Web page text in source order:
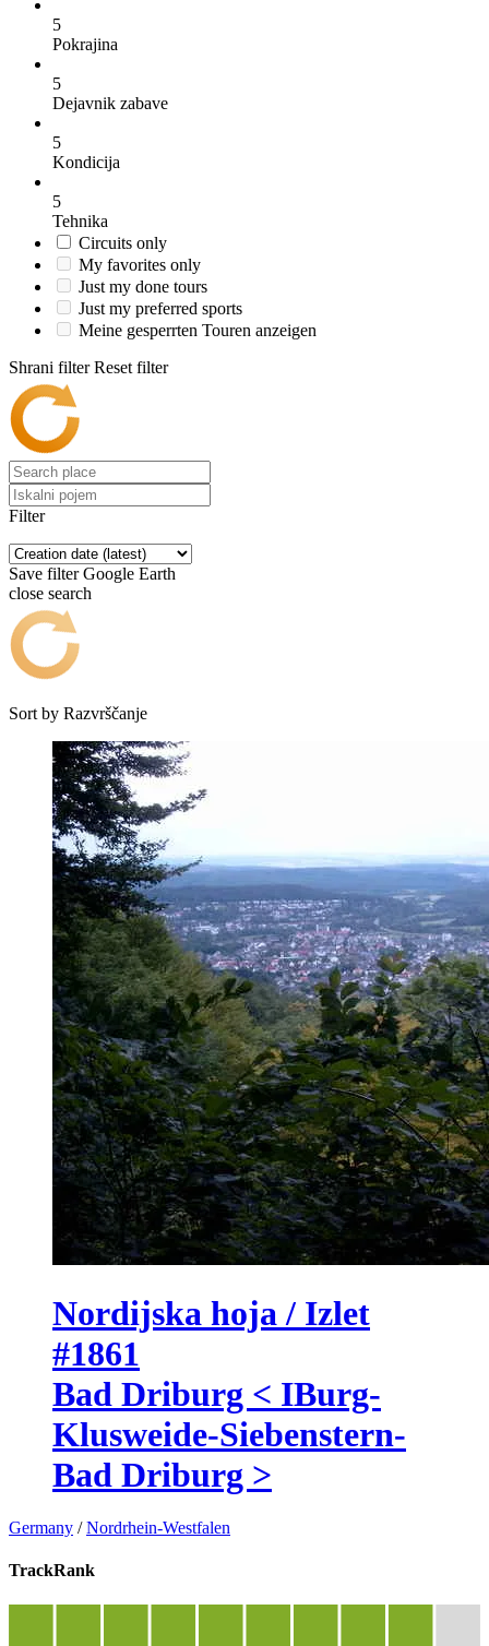
5
Pokrajina
5
Dejavnik zabave
5
Kondicija
5
Tehnika
Circuits only
My favorites only
Just my done tours
Just my preferred sports
Meine gesperrten Touren anzeigen
Shrani filter Reset filter
Filter
Save filter Google Earth
close search
Sort by Razvrščanje
Nordijska hoja / Izlet
#1861
Bad Driburg < IBurg-
Klusweide-Siebenstern-
Bad Driburg >
Germany /Nordrhein-Westfalen
TrackRank